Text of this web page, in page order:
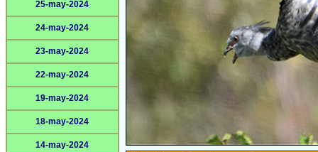
25-may-2024
24-may-2024
23-may-2024
22-may-2024
19-may-2024
18-may-2024
14-may-2024